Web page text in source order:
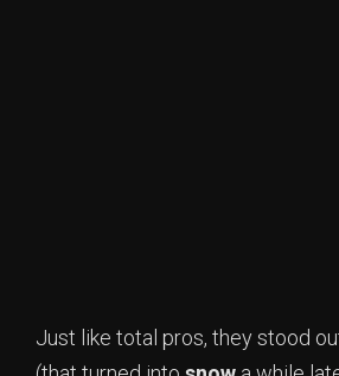
Just like total pros, they stood